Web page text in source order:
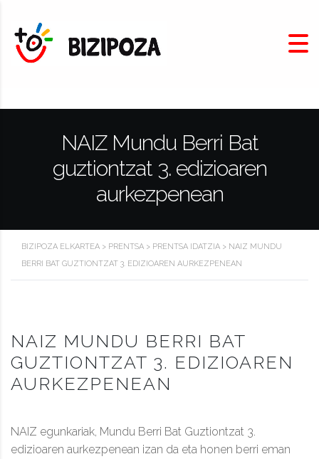
NAIZ Mundu Berri Bat
guztiontzat 3. edizioaren
aurkezpenean
BIZIPOZA ELKARTEA > PRENTSA > PRENTSA IDATZIA > NAIZ MUNDU
BERRI BAT GUZTIONTZAT 3. EDIZIOAREN AURKEZPENEAN
NAIZ MUNDU BERRI BAT
GUZTIONTZAT 3. EDIZIOAREN
AURKEZPENEAN
NAIZ egunkariak, Mundu Berri Bat Guztiontzat 3.
edizioaren aurkezpenean izan da eta honen berri eman